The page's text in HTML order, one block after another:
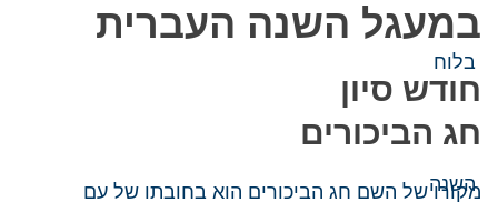
במעגל השנה העברית
חודש סיון
חג הביכורים
מקורו של השם חג הביכורים הוא בחובתו של עם